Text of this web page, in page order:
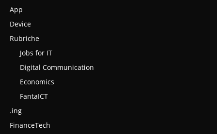
App
Device
Rubriche
Jobs for IT
Digital Communication
Economics
FantaICT
.ing
FinanceTech